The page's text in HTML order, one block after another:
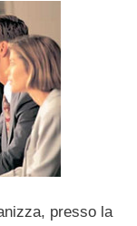
presso la